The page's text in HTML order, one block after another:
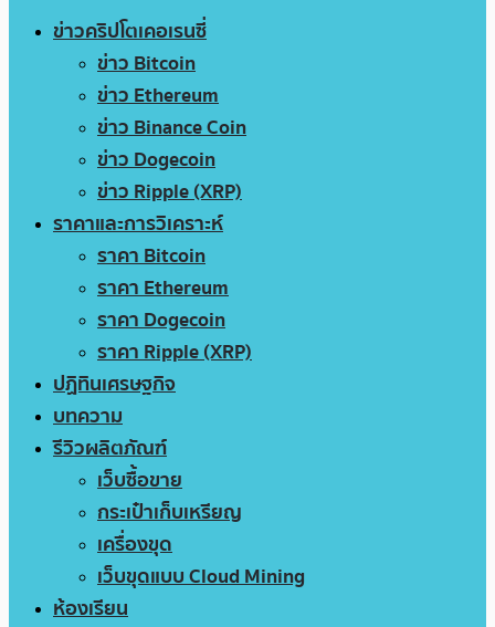
ข่าวคริปโตเคอเรนซี่
ข่าว Bitcoin
ข่าว Ethereum
ข่าว Binance Coin
ข่าว Dogecoin
ข่าว Ripple (XRP)
ราคาและการวิเคราะห์
ราคา Bitcoin
ราคา Ethereum
ราคา Dogecoin
ราคา Ripple (XRP)
ปฏิทินเศรษฐกิจ
บทความ
รีวิวผลิตภัณฑ์
เว็บซื้อขาย
กระเป๋าเก็บเหรียญ
เครื่องขุด
เว็บขุดแบบ Cloud Mining
ห้องเรียน